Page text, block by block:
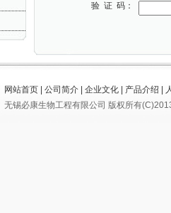
验 证 码：
网站首页| 公司简介| 企业文化| 产品介绍
无锡必康生物工程有限公司 版权所有